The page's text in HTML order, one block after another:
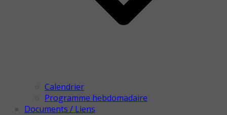
Calendrier
Programme hebdomadaire
Documents / Liens